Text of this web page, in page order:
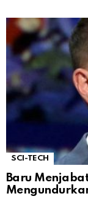
SCI-TECH
Baru